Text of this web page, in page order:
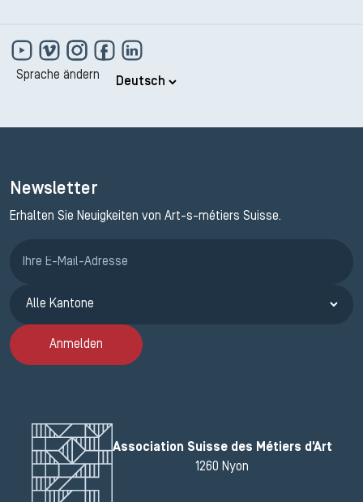
Sprache ändern
Newsletter
Erhalten Sie Neuigkeiten von Art-s-métiers Suisse.
Anmelden
Association Suisse des Métiers d'Art
1260 Nyon